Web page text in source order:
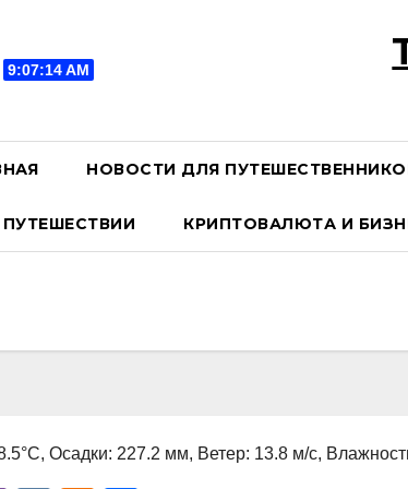
9:07:15 AM
НОВОСТИ ДЛЯ
КРИПТОВАЛЮТА И
Осадки: 227.2 мм, Ветер: 13.8 м/с,